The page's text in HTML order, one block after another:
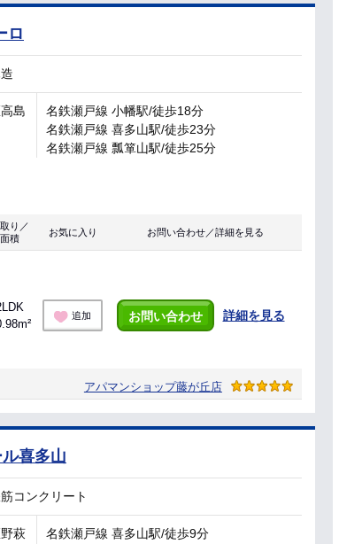
ロ
島
名鉄瀬戸線 小幡駅/徒歩18分
名鉄瀬戸線 喜多山駅/徒歩23分
名鉄瀬戸線 瓢箪山駅/徒歩25分
り／
面積
お気に入り お問い合わせ／詳細を見る
追加 お問い合わせ 詳細を見る
アパマンショップ藤が丘店
喜多山
コンクリート
萩
名鉄瀬戸線 喜多山駅/徒歩9分